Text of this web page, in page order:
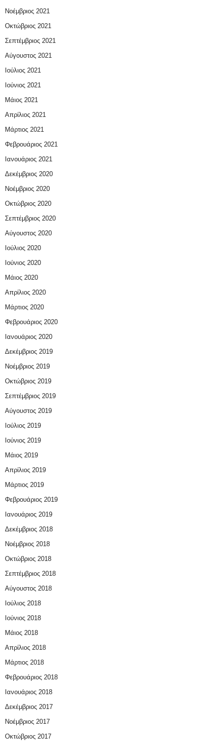
Νοέμβριος 2021
Οκτώβριος 2021
Σεπτέμβριος 2021
Αύγουστος 2021
Ιούλιος 2021
Ιούνιος 2021
Μάιος 2021
Απρίλιος 2021
Μάρτιος 2021
Φεβρουάριος 2021
Ιανουάριος 2021
Δεκέμβριος 2020
Νοέμβριος 2020
Οκτώβριος 2020
Σεπτέμβριος 2020
Αύγουστος 2020
Ιούλιος 2020
Ιούνιος 2020
Μάιος 2020
Απρίλιος 2020
Μάρτιος 2020
Φεβρουάριος 2020
Ιανουάριος 2020
Δεκέμβριος 2019
Νοέμβριος 2019
Οκτώβριος 2019
Σεπτέμβριος 2019
Αύγουστος 2019
Ιούλιος 2019
Ιούνιος 2019
Μάιος 2019
Απρίλιος 2019
Μάρτιος 2019
Φεβρουάριος 2019
Ιανουάριος 2019
Δεκέμβριος 2018
Νοέμβριος 2018
Οκτώβριος 2018
Σεπτέμβριος 2018
Αύγουστος 2018
Ιούλιος 2018
Ιούνιος 2018
Μάιος 2018
Απρίλιος 2018
Μάρτιος 2018
Φεβρουάριος 2018
Ιανουάριος 2018
Δεκέμβριος 2017
Νοέμβριος 2017
Οκτώβριος 2017